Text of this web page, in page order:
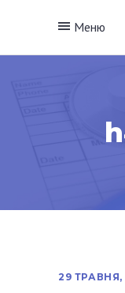
Меню
29 ТРАВНЯ,